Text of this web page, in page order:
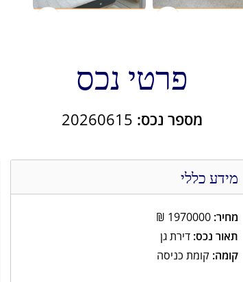
פרטי נכס
מספר נכס: 20260615
מידע כללי
מחיר: 1970000
₪
תאור נכס: דירת גן
קומה: קומת כניסה